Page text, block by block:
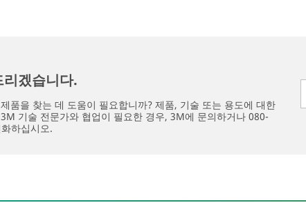
겠습니다.
품을 찾는 데 도움이 필요합니까? 제품, 기술 또는 용도에 대한
기술 전문가와 협업이 필요한 경우, 3M에 문의하거나 080-
하십시오.